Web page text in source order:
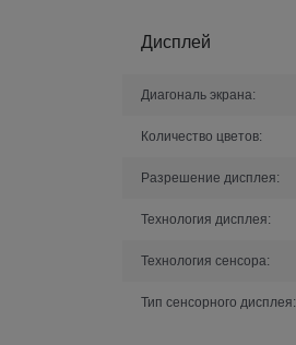
Дисплей
Диагональ экрана:
Количество цветов:
Разрешение дисплея:
Технология дисплея:
Технология сенсора:
Тип сенсорного дисплея: